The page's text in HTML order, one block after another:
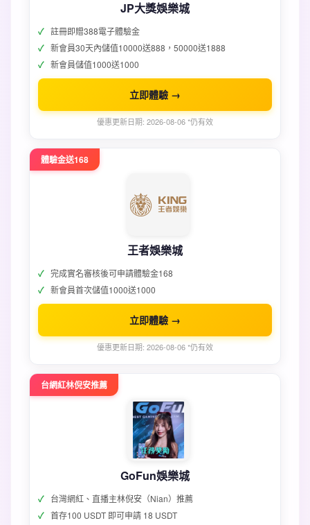
JP大獎娛樂城
註冊即贈388電子體驗金
新會員30天內儲值10000送888，50000送1888
新會員儲值1000送1000
立即體驗 →
優惠更新日期: 2026-08-06 *仍有效
體驗金送168
王者娛樂城
完成實名審核後可申請體驗金168
新會員首次儲值1000送1000
立即體驗 →
優惠更新日期: 2026-08-06 *仍有效
台網紅林倪安推薦
GoFun娛樂城
台灣網紅、直播主林倪安（Nian）推薦
首存100 USDT 即可申請 18 USDT